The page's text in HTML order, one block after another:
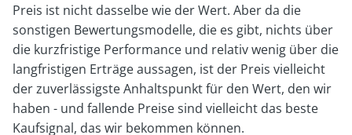
Preis ist nicht dasselbe wie der Wert. Aber da die
sonstigen Bewertungsmodelle, die es gibt, nichts über
die kurzfristige Performance und relativ wenig über die
langfristigen Erträge aussagen, ist der Preis vielleicht
der zuverlässigste Anhaltspunkt für den Wert, den wir
haben - und fallende Preise sind vielleicht das beste
Kaufsignal, das wir bekommen können.